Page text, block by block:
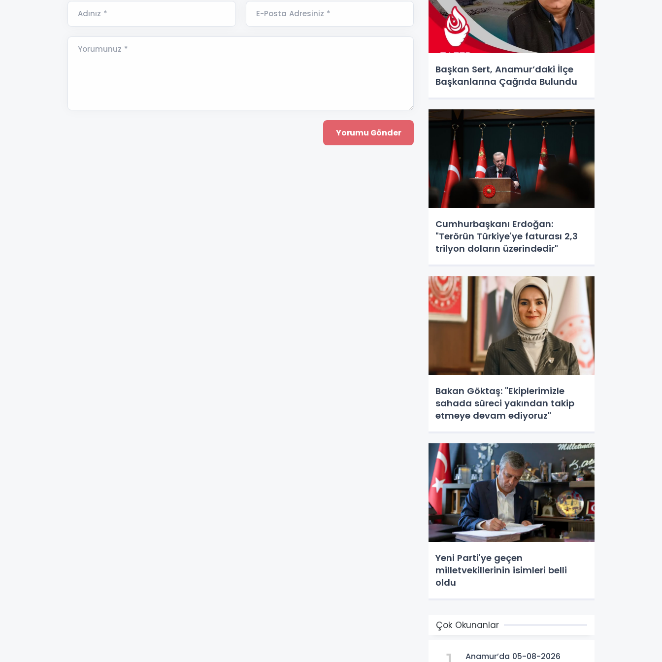
Adınız * E-Posta Adresiniz *
Yorumunuz *
Başkan Sert, Anamur’daki İlçe
Başkanlarına Çağrıda Bulundu
Cumhurbaşkanı Erdoğan:
"Terörün Türkiye'ye faturası 2,3
trilyon doların üzerindedir"
Bakan Göktaş: "Ekiplerimizle
sahada süreci yakından takip
etmeye devam ediyoruz"
Yeni Parti'ye geçen
milletvekillerinin isimleri belli
oldu
Çok Okunanlar
Anamur’da 05-08-2026